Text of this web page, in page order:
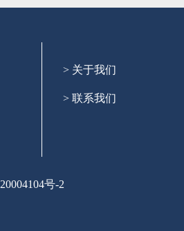
> 关于我们
> 联系我们
号-2